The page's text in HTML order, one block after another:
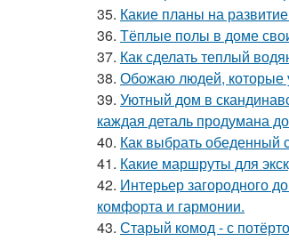
35. Какие планы на
36. Тёплые полы в доме
37. Как сделать теплый
38. Обожаю людей, которые
39. Уютный дом в
каждая деталь продумана
40. Как выбрать обеденный
41. Какие маршруты для
42. Интерьер загородного
комфорта и гармонии.
43. Старый комод - с